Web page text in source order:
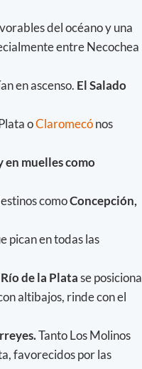
del océano y una
entre Necochea
en ascenso. El Salado
oClaromecónos
en muelles como
comoConcepción,
pican en todas las
de la Platase posiciona
altibajos, rinde con el
Tanto Los Molinos
favorecidos por las